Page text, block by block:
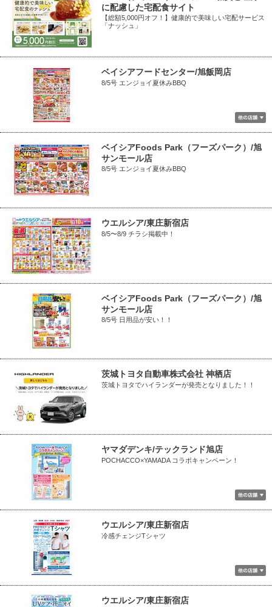
に配慮した宅配食サイト
【総額5,000円オフ！】健康的で美味しい宅配サービス
「ナッシュ」
ベイシアフードセンター/旭飯岡店
8/5号 エンジョイ夏休みBBQ
ベイシアFoods Park（フーズパーク）/旭
サンモール店
8/5号 エンジョイ夏休みBBQ
ウエルシア/東庄新宿店
8/5〜8/9 チラシ掲載中！
ベイシアFoods Park（フーズパーク）/旭
サンモール店
8/5号 日用品が安い！！
茨城トヨタ自動車株式会社 神栖店
茨城トヨタでハイランダーが発売となりました！！
ヤマダデンキ/テックランド旭店
POCHACCO×YAMADA コラボキャンペーン！
ウエルシア/東庄新宿店
冷感チェンジTシャツ
ウエルシア/東庄新宿店